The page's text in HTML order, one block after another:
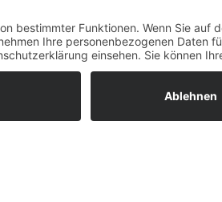
Widerrufsrecht MS
Widerrufsrecht bei Reparatur
Widerrufsrecht bei Dienstleistungen